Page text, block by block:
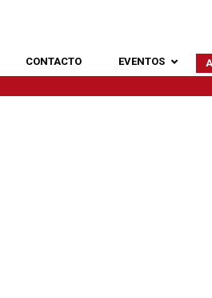
CONTACTO EVENTOS